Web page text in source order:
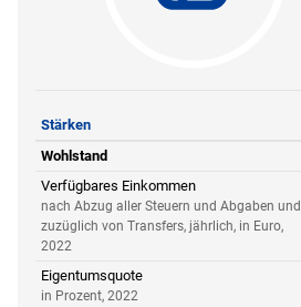
Stärken
Wohlstand
Verfügbares Einkommen
nach Abzug aller Steuern und Abgaben und
zuzüglich von Transfers, jährlich, in Euro,
2022
Eigentumsquote
in Prozent, 2022